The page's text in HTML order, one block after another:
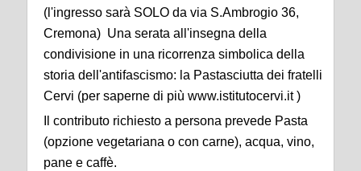
(l'ingresso sarà SOLO da via S.Ambrogio 36,
Cremona) Una serata all'insegna della
condivisione in una ricorrenza simbolica della
storia dell'antifascismo: la Pastasciutta dei fratelli
Cervi (per saperne di più www.istitutocervi.it )
Il contributo richiesto a persona prevede Pasta
(opzione vegetariana o con carne), acqua, vino,
pane e caffè.